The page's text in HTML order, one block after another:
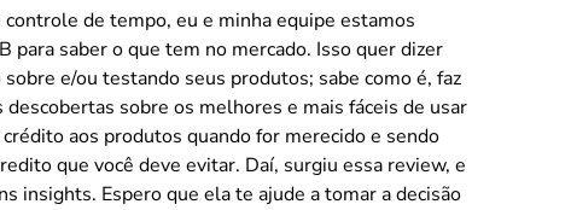
de tempo, eu e minha equipe estamos
saber o que tem no mercado. Isso quer dizer
e/ou testando seus produtos; sabe como é, faz
sobre os melhores e mais fáceis de usar
aos produtos quando for merecido e sendo
que você deve evitar. Daí, surgiu essa review, e
insights. Espero que ela te ajude a tomar a decisão